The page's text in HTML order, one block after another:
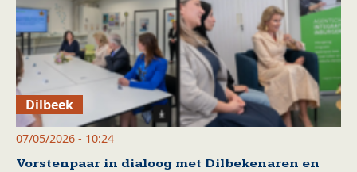
Dilbeek
07/05/2026 - 10:24
Vorstenpaar in dialoog met Dilbekenaren en